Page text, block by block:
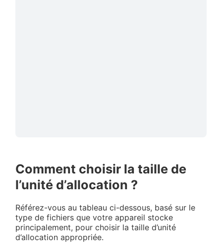
Comment choisir la taille de
l’unité d’allocation ?
Référez-vous au tableau ci-dessous, basé sur le
type de fichiers que votre appareil stocke
principalement, pour choisir la taille d’unité
d’allocation appropriée.